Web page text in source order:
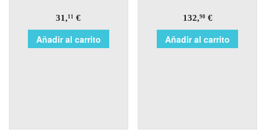
31,11 €
Añadir al carrito
132,90€
Añadir al carrito